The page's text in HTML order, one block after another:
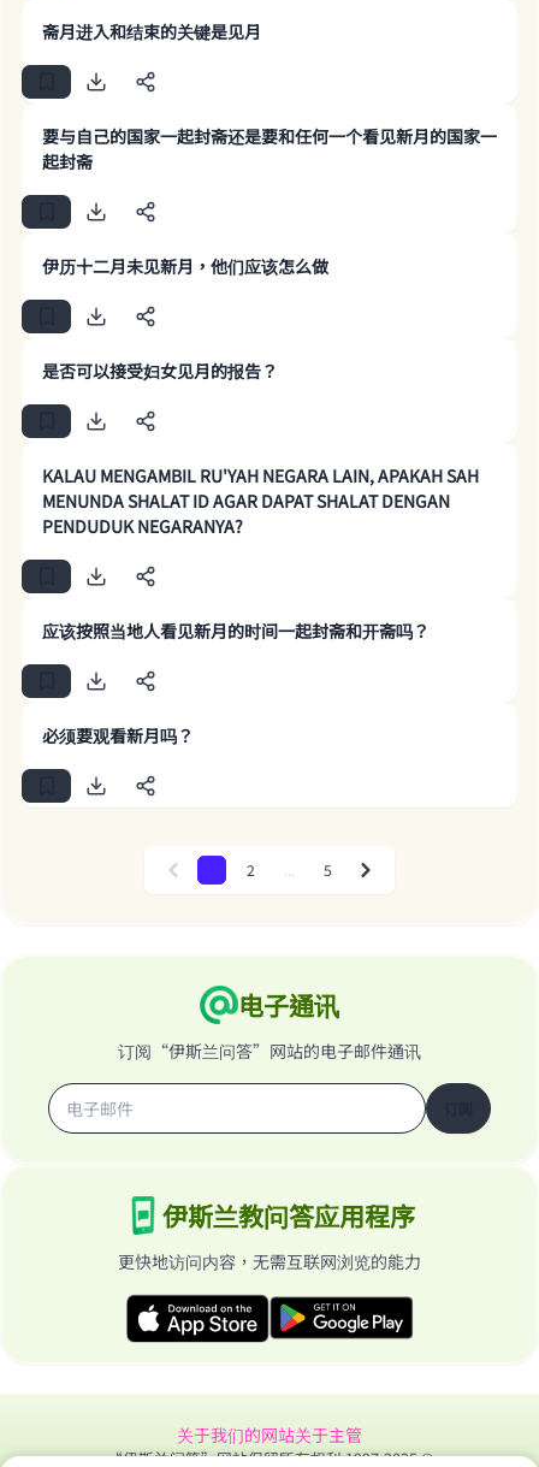
斋月进入和结束的关键是见月
要与自己的国家一起封斋还是要和任何一个看见新月的国家一
起封斋
伊历十二月未见新月，他们应该怎么做
是否可以接受妇女见月的报告？
KALAU MENGAMBIL RU'YAH NEGARA LAIN, APAKAH SAH
MENUNDA SHALAT ID AGAR DAPAT SHALAT DENGAN
PENDUDUK NEGARANYA?
应该按照当地人看见新月的时间一起封斋和开斋吗？
必须要观看新月吗？
Previous 2 5 Next
电子通讯
订阅“伊斯兰问答”网站的电子邮件通讯
伊斯兰教问答应用程序
更快地访问内容，无需互联网浏览的能力
关于我们的网站关于主管
“伊斯兰问答”网站保留所有权利 1997-2025 ©
Make an impact on millions of lives
with your contribution today
Your support is crucial for our mission.
good will earn the same reward as those who
do it."
Support IslamQA